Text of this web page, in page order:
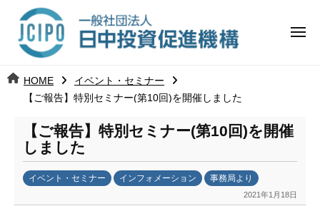
ツ 日
中
投
資
促
j
メ
HOME
イベント・セミナー
【ご報告】特別セミナー(第10回)を開催しました
【ご報告】特別セミナー(第10回)を開催
しました
イベント・セミナー インフォメーション 事務局より
2021年1月18日
日
中
資
進
機
構